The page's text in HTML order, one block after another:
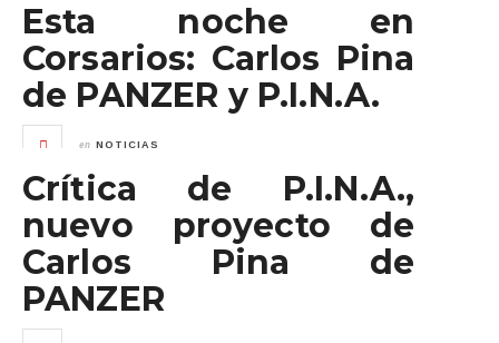
Esta noche en
Corsarios: Carlos Pina
de PANZER y P.I.N.A.
en NOTICIAS
Crítica de P.I.N.A.,
nuevo proyecto de
Carlos Pina de
PANZER